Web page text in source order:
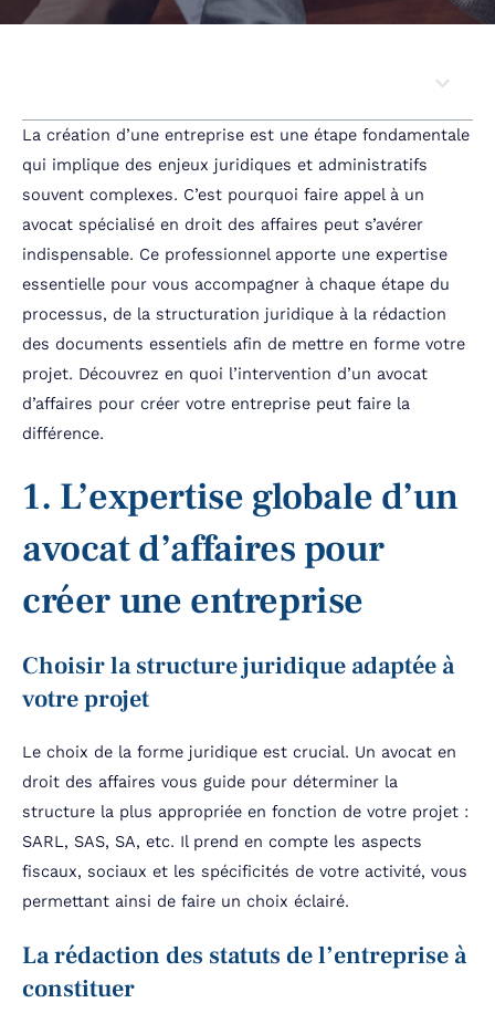
La création d’une entreprise est une étape fondamentale
qui implique des enjeux juridiques et administratifs
souvent complexes. C’est pourquoi faire appel à un
avocat spécialisé en droit des affaires peut s’avérer
indispensable. Ce professionnel apporte une expertise
essentielle pour vous accompagner à chaque étape du
processus, de la structuration juridique à la rédaction
des documents essentiels afin de mettre en forme votre
projet. Découvrez en quoi l’intervention d’un avocat
d’affaires pour créer votre entreprise peut faire la
différence.
1. L’expertise globale d’un
avocat d’affaires pour
créer une entreprise
Choisir la structure juridique adaptée à
votre projet
Le choix de la forme juridique est crucial. Un avocat en
droit des affaires vous guide pour déterminer la
structure la plus appropriée en fonction de votre projet :
SARL, SAS, SA, etc. Il prend en compte les aspects
fiscaux, sociaux et les spécificités de votre activité, vous
permettant ainsi de faire un choix éclairé.
La rédaction des statuts de l’entreprise à
constituer